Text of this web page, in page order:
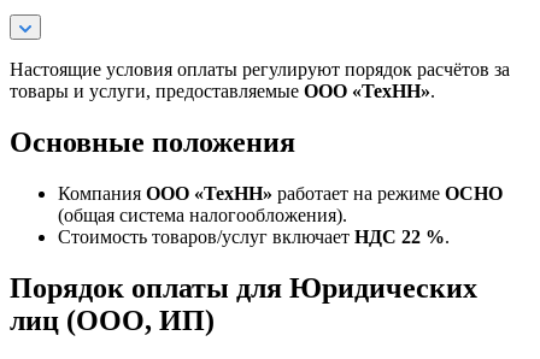
Настоящие условия оплаты регулируют порядок расчётов за
товары и услуги, предоставляемые ООО «ТехНН».
Основные положения
Компания ООО «ТехНН» работает на режиме ОСНО
(общая система налогообложения).
Стоимость товаров/услуг включает НДС 22 %.
Порядок оплаты для Юридических
лиц (ООО, ИП)